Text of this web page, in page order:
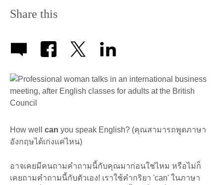
Share this
How well can you speak English? (คุณสามารถพูดภาษา
อังกฤษได้เก่งแค่ไหน)
อาจเคยมีคนถามคำถามนี้กับคุณมาก่อนใช่ไหม หรือไม่ก็
เคยถามคำถามนี้กับตัวเอง! เราใช้คำกริยา 'can' ในภาษา